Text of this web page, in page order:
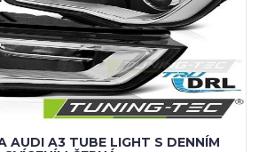
AUDI A3 TUBE LIGHT S DENNÍM